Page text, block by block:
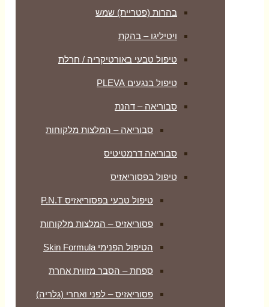
בהרות (פטריית) שמש
ויטיליגו – בהקת
טיפול טבעי באורטיקריה / חרלת
טיפול בנגעים PLEVA
סבוריאה – דהנת
סבוריאה – המלצות מלקוחות
סבוריאה דרמטיטיס
טיפול בפסוריאזיס
טיפול טבעי בפסוריאזיס P.N.T
פסוריאזיס – המלצות מלקוחות
הטיפול הפנימי Skin Formula
ספחת – הסבר מזווית אחרת
פסוריאזיס – לפני ואחרי (גלריה)